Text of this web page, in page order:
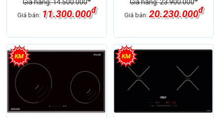
Giá hãng: 14.500.000
Giá bán: 11.300.000đ
Giá hãng: 23.900.000
Giá bán: 20.230.000đ